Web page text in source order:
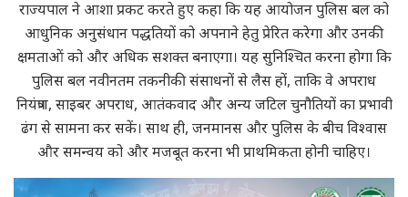
राज्यपाल ने आशा प्रकट करते हुए कहा कि यह आयोजन पुलिस बल को
आधुनिक अनुसंधान पद्धतियों को अपनाने हेतु प्रेरित करेगा और उनकी
क्षमताओं को और अधिक सशक्त बनाएगा। यह सुनिश्चित करना होगा कि
पुलिस बल नवीनतम तकनीकी संसाधनों से लैस हों, ताकि वे अपराध
नियंत्रण, साइबर अपराध, आतंकवाद और अन्य जटिल चुनौतियों का प्रभावी
ढंग से सामना कर सकें। साथ ही, जनमानस और पुलिस के बीच विश्वास
और समन्वय को और मजबूत करना भी प्राथमिकता होनी चाहिए।